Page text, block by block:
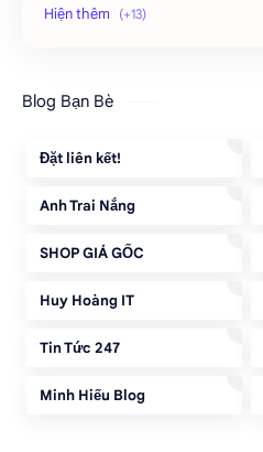
Key 1.1.1.1
Phần mềm
SEO
Blog Bạn Bè
Đặt liên kết!
Anh Trai Nắng
SHOP GIÁ GỐC
Huy Hoàng IT
Tin Tức 247
Minh Hiếu Blog